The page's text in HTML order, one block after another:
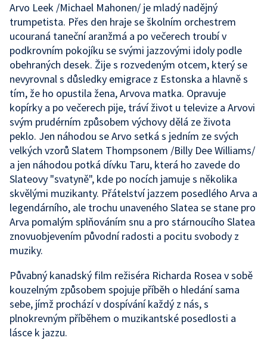
Arvo Leek /Michael Mahonen/ je mladý nadějný
trumpetista. Přes den hraje se školním orchestrem
ucouraná taneční aranžmá a po večerech troubí v
podkrovním pokojíku se svými jazzovými idoly podle
obehraných desek. Žije s rozvedeným otcem, který se
nevyrovnal s důsledky emigrace z Estonska a hlavně s
tím, že ho opustila žena, Arvova matka. Opravuje
kopírky a po večerech pije, tráví život u televize a Arvovi
svým prudérním způsobem výchovy dělá ze života
peklo. Jen náhodou se Arvo setká s jedním ze svých
velkých vzorů Slatem Thompsonem /Billy Dee Williams/
a jen náhodou potká dívku Taru, která ho zavede do
Slateovy "svatyně", kde po nocích jamuje s několika
skvělými muzikanty. Přátelství jazzem posedlého Arva a
legendárního, ale trochu unaveného Slatea se stane pro
Arva pomalým splňováním snu a pro stárnoucího Slatea
znovuobjevením původní radosti a pocitu svobody z
muziky.
Půvabný kanadský film režiséra Richarda Rosea v sobě
kouzelným způsobem spojuje příběh o hledání sama
sebe, jímž prochází v dospívání každý z nás, s
plnokrevným příběhem o muzikantské posedlosti a
lásce k jazzu.